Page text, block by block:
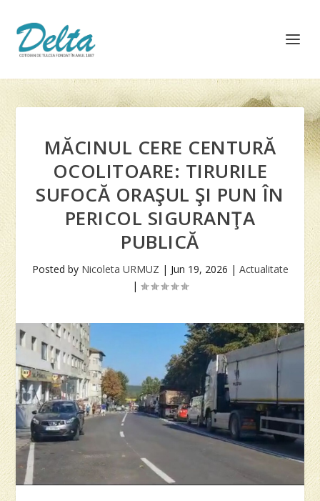
MĂCINUL CERE CENTURĂ
OCOLITOARE: TIRURILE
SUFOCĂ ORAŞUL ŞI PUN ÎN
PERICOL SIGURANŢA
PUBLICĂ
Posted by Nicoleta URMUZ | Jun 19, 2026 | Actualitate
|